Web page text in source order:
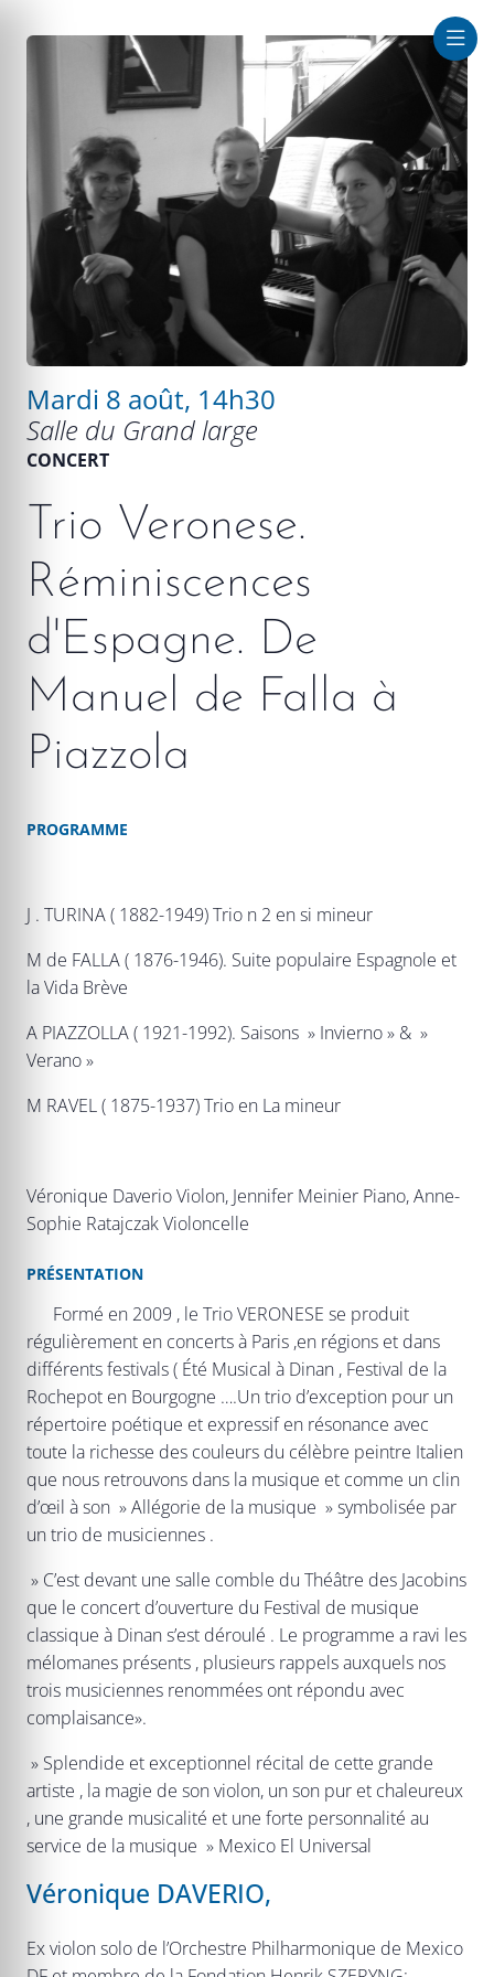
Mardi 8 août, 14h30
Salle du Grand large
CONCERT
Trio Veronese.
Réminiscences
d'Espagne. De
Manuel de Falla à
Piazzola
PROGRAMME
J . TURINA ( 1882-1949) Trio n 2 en si mineur
M de FALLA ( 1876-1946). Suite populaire Espagnole et
la Vida Brève
A PIAZZOLLA ( 1921-1992). Saisons » Invierno » & »
Verano »
M RAVEL ( 1875-1937) Trio en La mineur
Véronique Daverio Violon, Jennifer Meinier Piano, Anne-
Sophie Ratajczak Violoncelle
PRÉSENTATION
Formé en 2009 , le Trio VERONESE se produit
régulièrement en concerts à Paris ,en régions et dans
différents festivals ( Été Musical à Dinan , Festival de la
Rochepot en Bourgogne ….Un trio d’exception pour un
répertoire poétique et expressif en résonance avec
toute la richesse des couleurs du célèbre peintre Italien
que nous retrouvons dans la musique et comme un clin
d’œil à son » Allégorie de la musique » symbolisée par
un trio de musiciennes .
» C’est devant une salle comble du Théâtre des Jacobins
que le concert d’ouverture du Festival de musique
classique à Dinan s’est déroulé . Le programme a ravi les
mélomanes présents , plusieurs rappels auxquels nos
trois musiciennes renommées ont répondu avec
complaisance».
» Splendide et exceptionnel récital de cette grande
artiste , la magie de son violon, un son pur et chaleureux
, une grande musicalité et une forte personnalité au
service de la musique » Mexico El Universal
Véronique DAVERIO,
Ex violon solo de l’Orchestre Philharmonique de Mexico